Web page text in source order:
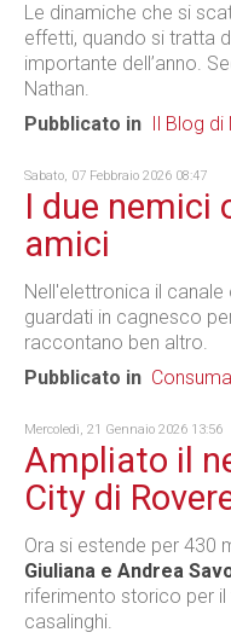
Le dinamiche che si
effetti, quando si tratta
importante dell’anno.
Nathan.
Pubblicato in
Il Blog
Sabato, 07 Febbraio 2026 08:47
I due nemici
amici
Nell'elettronica il
guardati in cagnesco
raccontano ben altro.
Pubblicato in
Mercoledì, 21 Gennaio 2026 13:56
Ampliato il
City di
Ora si estende per 430
Giuliana e Andrea
riferimento storico per
casalinghi.